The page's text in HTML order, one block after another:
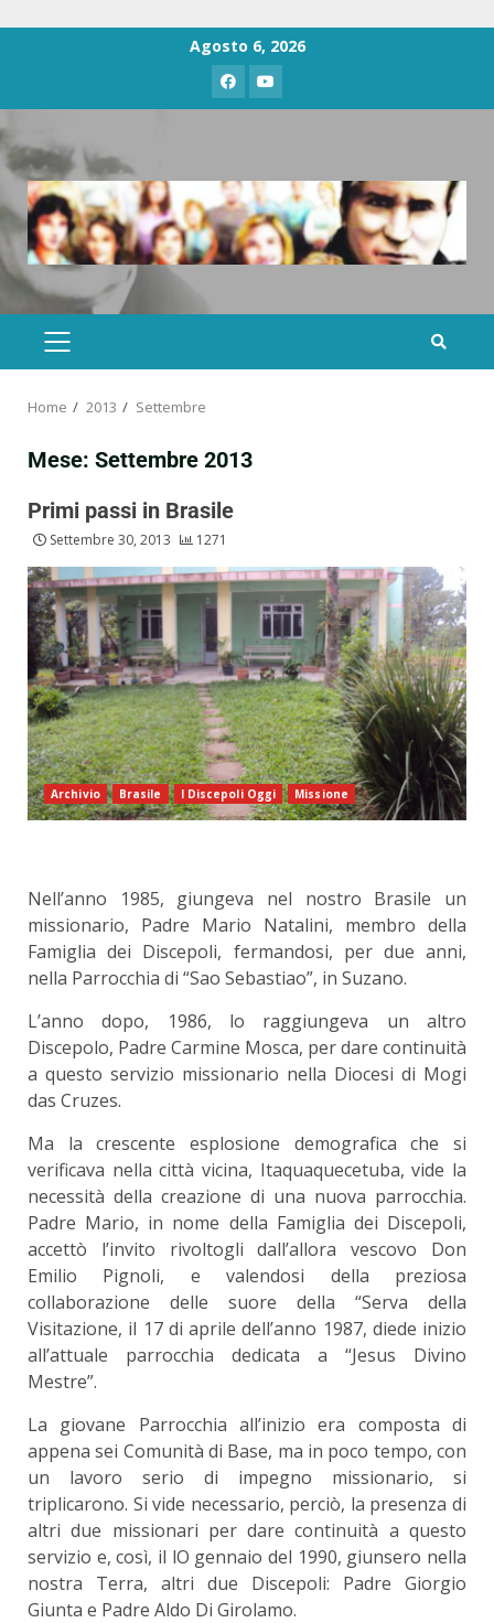
Agosto 6, 2026
Home 2013 Settembre
Mese: Settembre 2013
Primi passi in Brasile
Settembre 30, 2013 1271
Archivio Brasile I Discepoli Oggi Missione
Nell’anno 1985, giungeva nel nostro Brasile un
missionario, Padre Mario Natalini, membro della
Famiglia dei Discepoli, fermandosi, per due anni,
nella Parrocchia di “Sao Sebastiao”, in Suzano.
L’anno dopo, 1986, lo raggiungeva un altro
Discepolo, Padre Carmine Mosca, per dare continuità
a questo servizio missionario nella Diocesi di Mogi
das Cruzes.
Ma la crescente esplosione demografica che si
verificava nella città vicina, Itaquaquecetuba, vide la
necessità della creazione di una nuova parrocchia.
Padre Mario, in nome della Famiglia dei Discepoli,
accettò l’invito rivoltogli dall’allora vescovo Don
Emilio Pignoli, e valendosi della preziosa
collaborazione delle suore della “Serva della
Visitazione, il 17 di aprile dell’anno 1987, diede inizio
all’attuale parrocchia dedicata a “Jesus Divino
Mestre”.
La giovane Parrocchia all’inizio era composta di
appena sei Comunità di Base, ma in poco tempo, con
un lavoro serio di impegno missionario, si
triplicarono. Si vide necessario, perciò, la presenza di
altri due missionari per dare continuità a questo
servizio e, così, il lO gennaio del 1990, giunsero nella
nostra Terra, altri due Discepoli: Padre Giorgio
Giunta e Padre Aldo Di Girolamo.